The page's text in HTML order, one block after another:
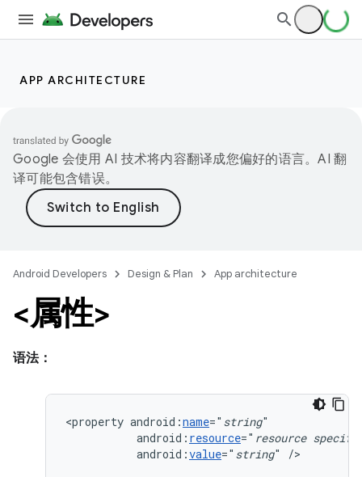
APP ARCHITECTURE
Google 会使用 AI 技术将内容翻译成您偏好的语言。AI 翻
译可能包含错误。
Android Developers Design & Plan App architecture
<属性>
语法：
<property android:name=" string
android: resource=" resource
android:value=" string" />